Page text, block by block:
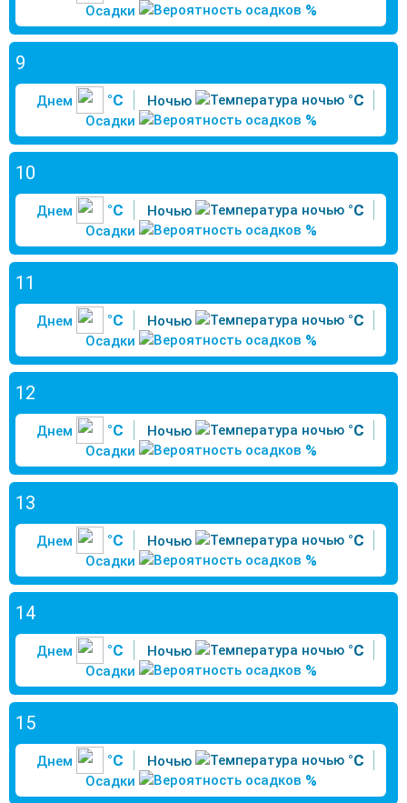
Осадки %
9
Днем °C Ночью °C
Осадки %
10
Днем °C Ночью °C
Осадки %
11
Днем °C Ночью °C
Осадки %
12
Днем °C Ночью °C
Осадки %
13
Днем °C Ночью °C
Осадки %
14
Днем °C Ночью °C
Осадки %
15
Днем °C Ночью °C
Осадки %